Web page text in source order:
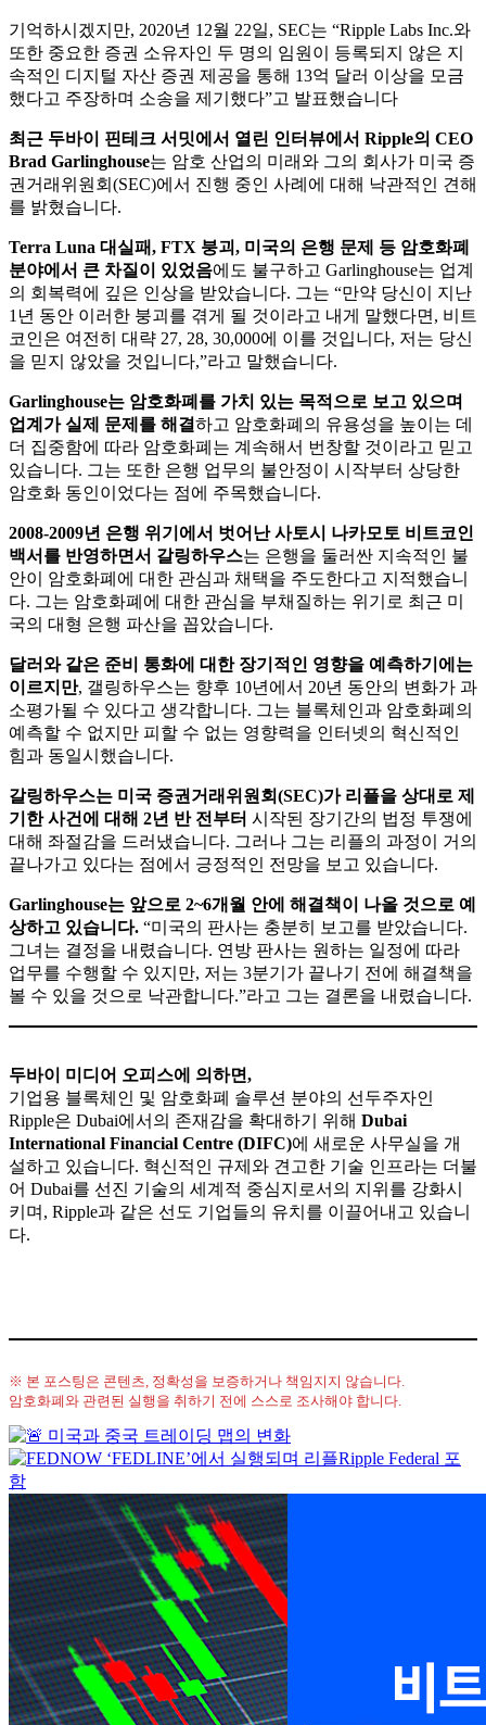
기억하시겠지만, 2020년 12월 22일, SEC는 “Ripple Labs Inc.와
또한 중요한 증권 소유자인 두 명의 임원이 등록되지 않은 지
속적인 디지털 자산 증권 제공을 통해 13억 달러 이상을 모금
했다고 주장하며 소송을 제기했다”고 발표했습니다
최근 두바이 핀테크 서밋에서 열린 인터뷰에서 Ripple의 CEO
Brad Garlinghouse는 암호 산업의 미래와 그의 회사가 미국 증
권거래위원회(SEC)에서 진행 중인 사례에 대해 낙관적인 견해
를 밝혔습니다.
Terra Luna 대실패, FTX 붕괴, 미국의 은행 문제 등 암호화폐
분야에서 큰 차질이 있었음에도 불구하고 Garlinghouse는 업계
의 회복력에 깊은 인상을 받았습니다. 그는 “만약 당신이 지난
1년 동안 이러한 붕괴를 겪게 될 것이라고 내게 말했다면, 비트
코인은 여전히 대략 27, 28, 30,000에 이를 것입니다, 저는 당신
을 믿지 않았을 것입니다,”라고 말했습니다.
Garlinghouse는 암호화폐를 가치 있는 목적으로 보고 있으며
업계가 실제 문제를 해결하고 암호화폐의 유용성을 높이는 데
더 집중함에 따라 암호화폐는 계속해서 번창할 것이라고 믿고
있습니다. 그는 또한 은행 업무의 불안정이 시작부터 상당한
암호화 동인이었다는 점에 주목했습니다.
2008-2009년 은행 위기에서 벗어난 사토시 나카모토 비트코인
백서를 반영하면서 갈링하우스는 은행을 둘러싼 지속적인 불
안이 암호화폐에 대한 관심과 채택을 주도한다고 지적했습니
다. 그는 암호화폐에 대한 관심을 부채질하는 위기로 최근 미
국의 대형 은행 파산을 꼽았습니다.
달러와 같은 준비 통화에 대한 장기적인 영향을 예측하기에는
이르지만, 갤링하우스는 향후 10년에서 20년 동안의 변화가 과
소평가될 수 있다고 생각합니다. 그는 블록체인과 암호화폐의
예측할 수 없지만 피할 수 없는 영향력을 인터넷의 혁신적인
힘과 동일시했습니다.
갈링하우스는 미국 증권거래위원회(SEC)가 리플을 상대로 제
기한 사건에 대해 2년 반 전부터 시작된 장기간의 법정 투쟁에
대해 좌절감을 드러냈습니다. 그러나 그는 리플의 과정이 거의
끝나가고 있다는 점에서 긍정적인 전망을 보고 있습니다.
Garlinghouse는 앞으로 2~6개월 안에 해결책이 나올 것으로 예
상하고 있습니다. “미국의 판사는 충분히 보고를 받았습니다.
그녀는 결정을 내렸습니다. 연방 판사는 원하는 일정에 따라
업무를 수행할 수 있지만, 저는 3분기가 끝나기 전에 해결책을
볼 수 있을 것으로 낙관합니다.”라고 그는 결론을 내렸습니다.
두바이 미디어 오피스에 의하면,
기업용 블록체인 및 암호화폐 솔루션 분야의 선두주자인
Ripple은 Dubai에서의 존재감을 확대하기 위해 Dubai
International Financial Centre (DIFC)에 새로운 사무실을 개
설하고 있습니다. 혁신적인 규제와 견고한 기술 인프라는 더불
어 Dubai를 선진 기술의 세계적 중심지로서의 지위를 강화시
키며, Ripple과 같은 선도 기업들의 유치를 이끌어내고 있습니
다.
※ 본 포스팅은 콘텐츠, 정확성을 보증하거나 책임지지 않습니다.
암호화폐와 관련된 실행을 취하기 전에 스스로 조사해야 합니다.